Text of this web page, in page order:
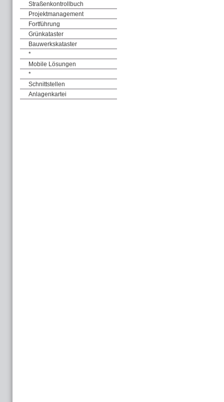
Straßenkontrollbuch
Projektmanagement
Fortführung
Grünkataster
Bauwerkskataster
*
Mobile Lösungen
*
Schnittstellen
Anlagenkartei